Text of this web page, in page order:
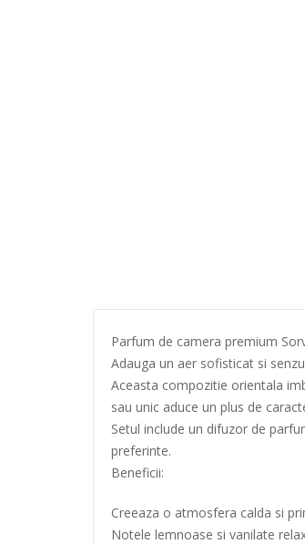
Parfum de camera premium
Adauga un aer sofisticat si
Aceasta compozitie orientala
sau unic aduce un plus de
Setul include un difuzor de
preferinte.
Beneficii:
Creeaza o atmosfera calda si
Notele lemnoase si vanilate